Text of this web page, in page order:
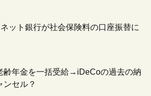
ット銀行が社会保険料の口座振替に
齢年金を一括受給→iDeCoの過去の納
ンセル？